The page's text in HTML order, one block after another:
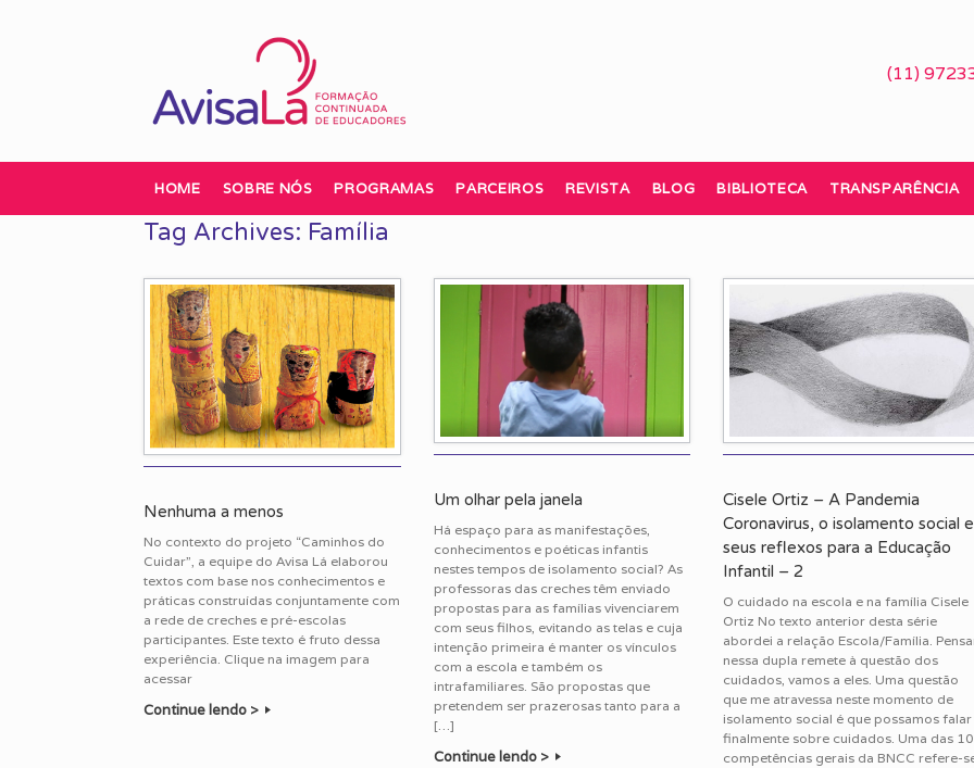
(11)
HOME SOBRE NÓS PROGRAMAS PARCEIROS REVISTA BLOG BIBLIOTECA TRANSPARÊNCIA
Tag Archives: Família
Nenhuma a menos
No contexto do projeto “Caminhos do
Cuidar”, a equipe do Avisa Lá elaborou
textos com base nos conhecimentos e
práticas construídas conjuntamente com
a rede de creches e pré-escolas
participantes. Este texto é fruto dessa
experiência. Clique na imagem para
acessar
Continue lendo >
Um olhar pela janela
Há espaço para as manifestações,
conhecimentos e poéticas infantis
nestes tempos de isolamento social? As
professoras das creches têm enviado
propostas para as famílias vivenciarem
com seus filhos, evitando as telas e cuja
intenção primeira é manter os vínculos
com a escola e também os
intrafamiliares. São propostas que
pretendem ser prazerosas tanto para a
[…]
Continue lendo >
Cisele Ortiz – A Pandemia
Coronavirus, o isolamento social e
seus reflexos para a Educação
Infantil – 2
O cuidado na escola e na família Cisele
Ortiz No texto anterior desta série
abordei a relação Escola/Família.
nessa dupla remete à questão dos
cuidados, vamos a eles. Uma questão
que me atravessa neste momento de
isolamento social é que possamos falar
finalmente sobre cuidados. Uma das 10
competências gerais da BNCC refere-